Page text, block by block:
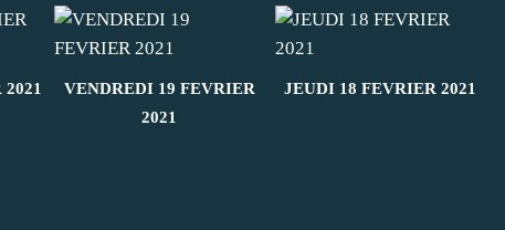
VENDREDI 19 FEVRIER
2021
JEUDI 18 FEVRIER 2021